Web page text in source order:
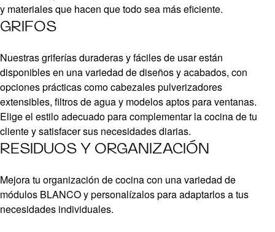
y materiales que hacen que todo sea más eficiente.
GRIFOS
Nuestras griferías duraderas y fáciles de usar están
disponibles en una variedad de diseños y acabados, con
opciones prácticas como cabezales pulverizadores
extensibles, filtros de agua y modelos aptos para ventanas.
Elige el estilo adecuado para complementar la cocina de tu
cliente y satisfacer sus necesidades diarias.
RESIDUOS Y ORGANIZACIÓN
Mejora tu organización de cocina con una variedad de
módulos BLANCO y personalízalos para adaptarlos a tus
necesidades individuales.